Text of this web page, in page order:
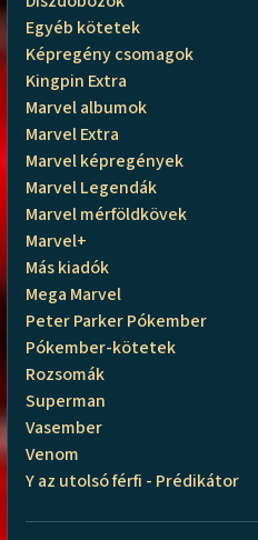
Egyéb kötetek
Képregény csomagok
Kingpin Extra
Marvel albumok
Marvel Extra
Marvel képregények
Marvel Legendák
Marvel mérföldkövek
Marvel+
Más kiadók
Mega Marvel
Peter Parker Pókember
Pókember-kötetek
Rozsomák
Superman
Vasember
Venom
Y az utolsó férfi - Prédikátor